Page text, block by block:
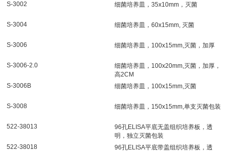
S-3002 细菌培养皿，35x10mm，灭菌
S-3004 细菌培养皿，60x15mm, 灭菌
S-3006 细菌培养皿，100x15mm,灭菌，加厚
S-3006-2.0
细菌培养皿，100x20mm,灭菌，加厚，
高2CM
S-3006B
细菌培养皿，100x15mm,灭菌
S-3008 细菌培养皿，150x15mm,单支灭菌包装
522-38013
96孔ELISA平底无盖组织培养板，透
明，独立灭菌包装
522-38018
96孔ELISA平底带盖组织培养板，透